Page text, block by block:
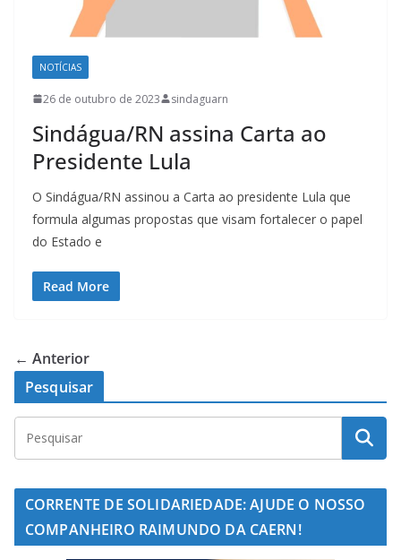
NOTÍCIAS
26 de outubro de 2023 sindaguarn
Sindágua/RN assina Carta ao
Presidente Lula
O Sindágua/RN assinou a Carta ao presidente Lula que
formula algumas propostas que visam fortalecer o papel
do Estado e
Read More
← Anterior
Pesquisar
CORRENTE DE SOLIDARIEDADE: AJUDE O NOSSO
COMPANHEIRO RAIMUNDO DA CAERN!